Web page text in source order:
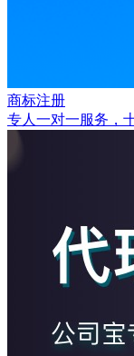
商标注册
专人一对一服务，